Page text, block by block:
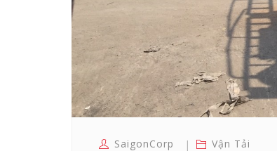
SaigonCorp Vận Tải